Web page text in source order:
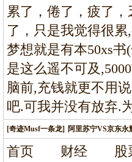
累了，倦了，疲了
了，只是我觉得很累
梦想就是有本50xs
是这么遥不可及
脑前,充钱就更不用
吧.可我并没有放弃.
[奇迹Musf一条龙] 阿里苏宁VS京东永
首页 财经